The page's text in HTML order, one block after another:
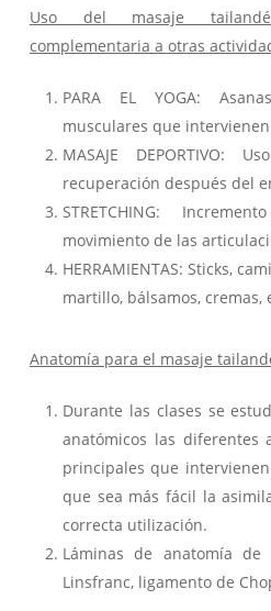
Uso del masaje
complementaria a otras
PARA EL YOGA:
musculares que
MASAJE DEPORTIVO:
recuperación después del
STRETCHING:
movimiento de las
HERRAMIENTAS: Sticks,
martillo, bálsamos, cremas,
Anatomía para el masaje
Durante las clases se
anatómicos las diferentes
principales que
que sea más fácil la
correcta utilización.
Láminas de anatomía
Linsfranc, ligamento de